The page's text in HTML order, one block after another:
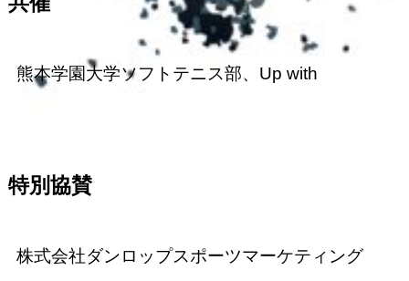
熊本学園大学ソフトテニス部、Up with
特別協賛
株式会社ダンロップスポーツマーケティング